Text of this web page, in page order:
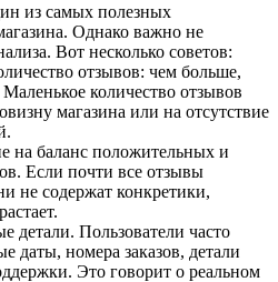
из самых полезных
Однако важно не
Вот несколько советов:
отзывов: чем больше,
количество отзывов
магазина или на отсутствие
на баланс положительных и
Если почти все отзывы
не содержат конкретики,
детали. Пользователи часто
даты, номера заказов, детали
Это говорит о реальном